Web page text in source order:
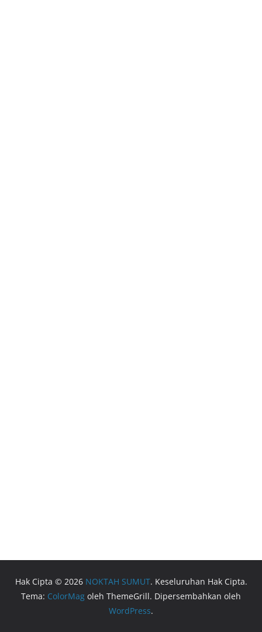
Hak Cipta © 2026 NOKTAH SUMUT. Keseluruhan Hak Cipta.
Tema: ColorMag oleh ThemeGrill. Dipersembahkan oleh
WordPress.